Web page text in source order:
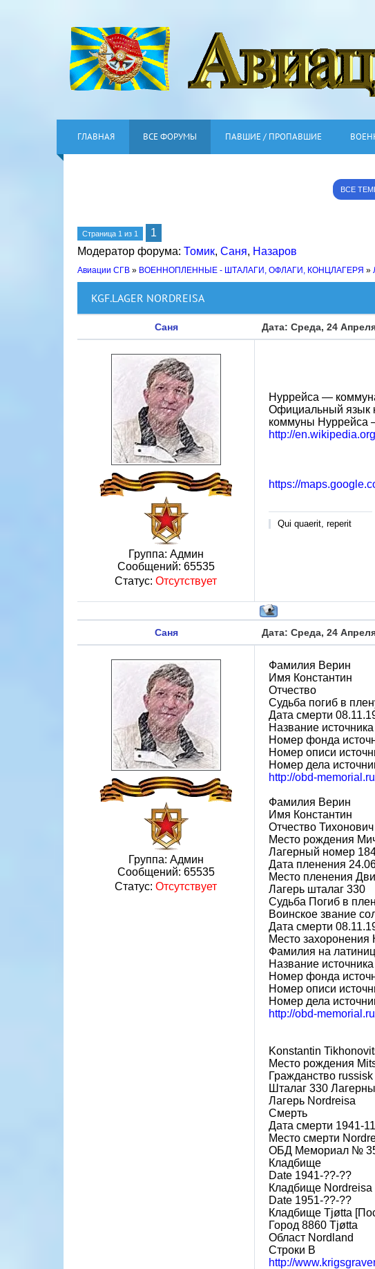
ГЛАВНАЯ ВСЕ ФОРУМЫ ПАВШИЕ / ПРОПАВШИЕ
ВСЕ
Страница 1 из 1
1
Модератор форума: Томик, Саня, Назаров
Авиации СГВ » ВОЕННОПЛЕННЫЕ - ШТАЛАГИ, ОФЛАГИ, КОНЦЛАГЕРЯ »
KGF.LAGER NORDREISA
Саня Дата: Среда, 24
Группа: Админ
Сообщений: 65535
Статус: Отсутствует
Нуррейса —
Официальный язык
коммуны Нуррейса
http://
https://
Qui quaerit, reperit
Саня Дата: Среда, 24
Группа: Админ
Сообщений: 65535
Статус: Отсутствует
Фамилия Верин
Имя Константин
Отчество
Судьба погиб в
Дата смерти
Название
Номер фонда
Номер описи
Номер дела
http://obd-
Фамилия Верин
Имя Константин
Отчество Тихонович
Место рождения
Лагерный номер
Дата пленения
Место пленения
Лагерь шталаг 330
Судьба Погиб в
Воинское звание
Дата смерти
Место захоронения
Фамилия на
Название
Номер фонда
Номер описи
Номер дела
http://obd-
Konstantin
Место рождения
Гражданство russisk
Шталаг 330
Лагерь Nordreisa
Смерть
Дата смерти 1941-
Место смерти
ОБД Мемориал №
Кладбище
Date 1941-??-??
Кладбище Nordreisa
Date 1951-??-??
Кладбище Tjøtta
Город 8860 Tjøtta
Област Nordland
Строки B
http://